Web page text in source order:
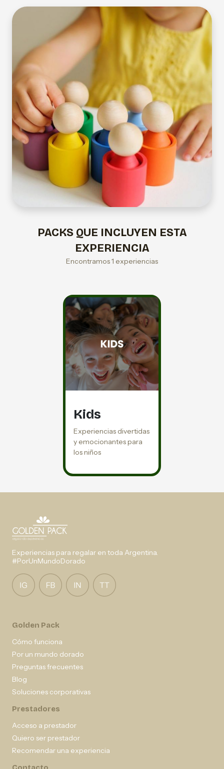
PACKS QUE INCLUYEN ESTA
EXPERIENCIA
Encontramos 1 experiencias
Kids
Experiencias divertidas
y emocionantes para
los niños
Experiencias para regalar en toda Argentina.
#PorUnMundoDorado
Golden Pack
Cómo funciona
Por un mundo dorado
Preguntas frecuentes
Blog
Soluciones corporativas
Prestadores
Acceso a prestador
Quiero ser prestador
Recomendar una experiencia